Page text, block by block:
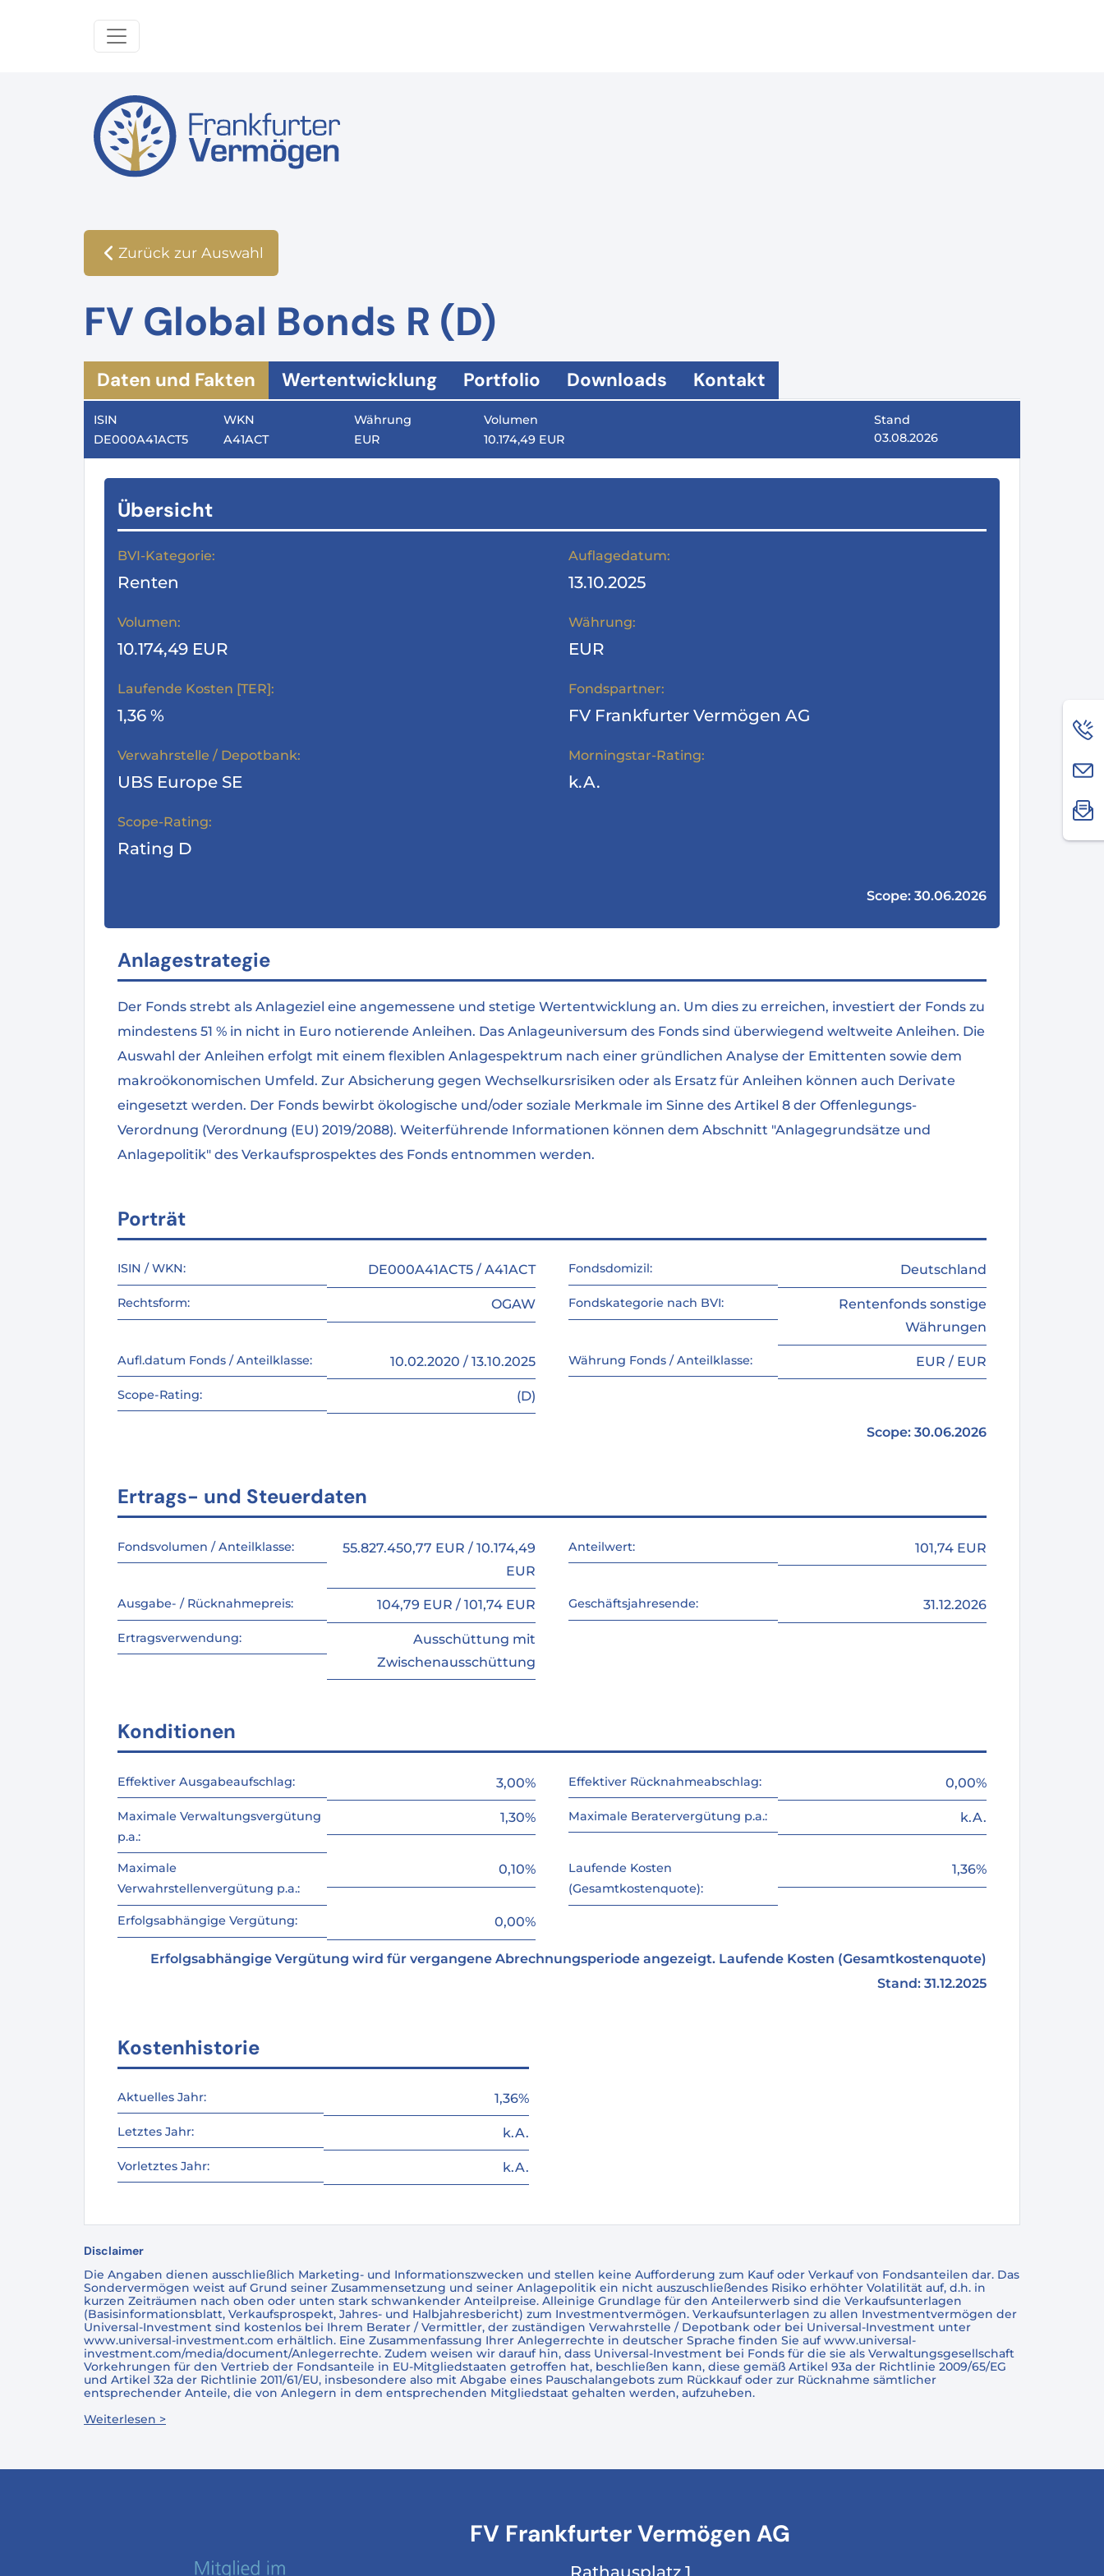
Zurück zur Auswahl
FV Global Bonds R (D)
Daten und Fakten Wertentwicklung Portfolio Downloads Kontakt
ISIN
DE000A41ACT5
WKN
A41ACT
Währung
EUR
Volumen
10.174,49 EUR
Stand
03.08.2026
Übersicht
BVI-Kategorie:
Renten
Auflagedatum:
13.10.2025
Volumen:
10.174,49 EUR
Währung:
EUR
Laufende Kosten [TER]:
1,36 %
Fondspartner:
FV Frankfurter Vermögen AG
Verwahrstelle / Depotbank:
UBS Europe SE
Morningstar-Rating:
k.A.
Scope-Rating:
Rating D
Scope: 30.06.2026
Anlagestrategie
Der Fonds strebt als Anlageziel eine angemessene und stetige Wertentwicklung an. Um dies zu erreichen, investiert der Fonds zu
mindestens 51 % in nicht in Euro notierende Anleihen. Das Anlageuniversum des Fonds sind überwiegend weltweite Anleihen. Die
Auswahl der Anleihen erfolgt mit einem flexiblen Anlagespektrum nach einer gründlichen Analyse der Emittenten sowie dem
makroökonomischen Umfeld. Zur Absicherung gegen Wechselkursrisiken oder als Ersatz für Anleihen können auch Derivate
eingesetzt werden. Der Fonds bewirbt ökologische und/oder soziale Merkmale im Sinne des Artikel 8 der Offenlegungs-
Verordnung (Verordnung (EU) 2019/2088). Weiterführende Informationen können dem Abschnitt "Anlagegrundsätze und
Anlagepolitik" des Verkaufsprospektes des Fonds entnommen werden.
Porträt
ISIN / WKN: DE000A41ACT5 / A41ACT Fondsdomizil: Deutschland
Rechtsform: OGAW Fondskategorie nach BVI:
Rentenfonds sonstige
Währungen
Aufl.datum Fonds / Anteilklasse: 10.02.2020 / 13.10.2025 Währung Fonds / Anteilklasse: EUR / EUR
Scope-Rating: (D)
Scope: 30.06.2026
Ertrags- und Steuerdaten
Fondsvolumen / Anteilklasse:
55.827.450,77 EUR / 10.174,49
EUR
Anteilwert: 101,74 EUR
Ausgabe- / Rücknahmepreis: 104,79 EUR / 101,74 EUR Geschäftsjahresende: 31.12.2026
Ertragsverwendung:
Ausschüttung mit
Zwischenausschüttung
Konditionen
Effektiver Ausgabeaufschlag: 3,00% Effektiver Rücknahmeabschlag: 0,00%
Maximale Verwaltungsvergütung
p.a.:
1,30% Maximale Beratervergütung p.a.: k.A.
Maximale
Verwahrstellenvergütung p.a.:
0,10%
Laufende Kosten
(Gesamtkostenquote):
1,36%
Erfolgsabhängige Vergütung: 0,00%
Erfolgsabhängige Vergütung wird für vergangene Abrechnungsperiode angezeigt. Laufende Kosten (Gesamtkostenquote)
Stand: 31.12.2025
Kostenhistorie
Aktuelles Jahr: 1,36%
Letztes Jahr: k.A.
Vorletztes Jahr: k.A.
Disclaimer
Die Angaben dienen ausschließlich Marketing- und Informationszwecken und stellen keine Aufforderung zum Kauf oder Verkauf von Fondsanteilen dar. Das
Sondervermögen weist auf Grund seiner Zusammensetzung und seiner Anlagepolitik ein nicht auszuschließendes Risiko erhöhter Volatilität auf, d.h. in
kurzen Zeiträumen nach oben oder unten stark schwankender Anteilpreise. Alleinige Grundlage für den Anteilerwerb sind die Verkaufsunterlagen
(Basisinformationsblatt, Verkaufsprospekt, Jahres- und Halbjahresbericht) zum Investmentvermögen. Verkaufsunterlagen zu allen Investmentvermögen der
Universal-Investment sind kostenlos bei Ihrem Berater / Vermittler, der zuständigen Verwahrstelle / Depotbank oder bei Universal-Investment unter
www.universal-investment.com erhältlich. Eine Zusammenfassung Ihrer Anlegerrechte in deutscher Sprache finden Sie auf www.universal-
investment.com/media/document/Anlegerrechte. Zudem weisen wir darauf hin, dass Universal-Investment bei Fonds für die sie als Verwaltungsgesellschaft
Vorkehrungen für den Vertrieb der Fondsanteile in EU-Mitgliedstaaten getroffen hat, beschließen kann, diese gemäß Artikel 93a der Richtlinie 2009/65/EG
und Artikel 32a der Richtlinie 2011/61/EU, insbesondere also mit Abgabe eines Pauschalangebots zum Rückkauf oder zur Rücknahme sämtlicher
entsprechender Anteile, die von Anlegern in dem entsprechenden Mitgliedstaat gehalten werden, aufzuheben.
Weiterlesen >
FV Frankfurter Vermögen AG
Rathausplatz 1